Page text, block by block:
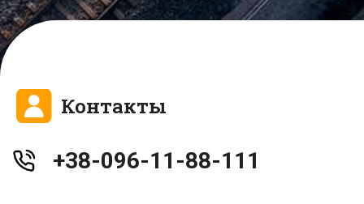
Контакты
+38-096-11-88-111